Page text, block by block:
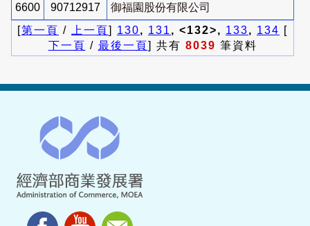
6600 90712917
御福園股份有限公司
[第一頁 / 上一頁] 130, 131 , <132>, 133, 134 [
下一頁 / 最後一頁] 共有 8039 筆資料